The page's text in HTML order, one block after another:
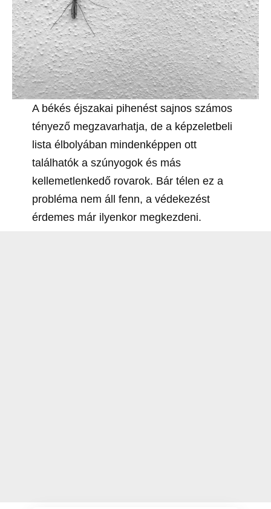
A békés éjszakai pihenést sajnos számos
tényező megzavarhatja, de a képzeletbeli
lista élbolyában mindenképpen ott
találhatók a szúnyogok és más
kellemetlenkedő rovarok. Bár télen ez a
probléma nem áll fenn, a védekezést
érdemes már ilyenkor megkezdeni.